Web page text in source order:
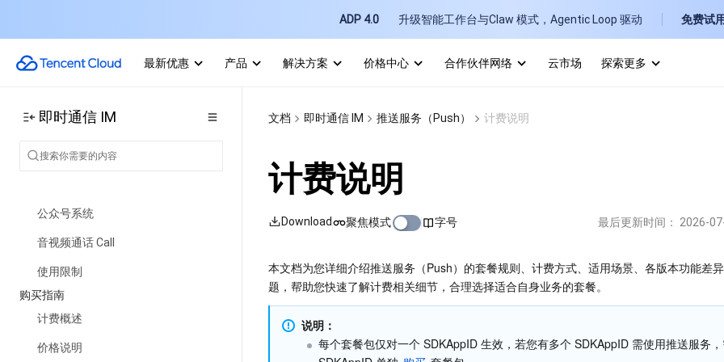
ADP 4.0 升级智能工作台与Claw 模式，Agentic Loop 驱动 免费试
最新优惠 产品 解决方案 价格中心 合作伙伴网络 云市场 探索更多
即时通信 IM
应用场景
功能介绍
用户资料与关系链
消息管理
公众号系统
音视频通话 Call
使用限制
购买指南
计费概述
价格说明
文档 即时通信 IM 推送服务（Push） 计费说明
计费说明
Download 聚焦模式 字号 最后更新时间： 2026-
本文档为您详细介绍推送服务（Push）的套餐规则、计费方式、适用场景、各版本功能差
题，帮助您快速了解计费相关细节，合理选择适合自身业务的套餐。
说明：
每个套餐包仅对一个 SDKAppID 生效，若您有多个 SDKAppID 需使用推送服务